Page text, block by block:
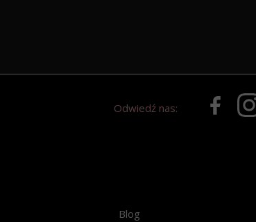
Blog
Odwiedź nas: